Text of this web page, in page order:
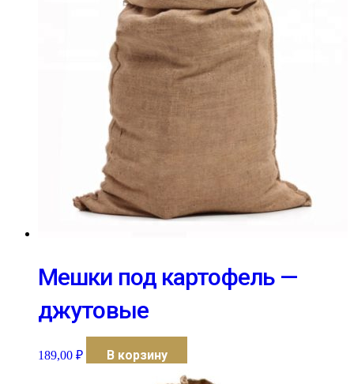
Мешки под картофель —
джутовые
189,00 ₽ В корзину